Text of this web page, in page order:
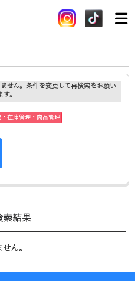
せん。条件を変更して再検索をお願い
す。
・在庫管理・商品管理
索結果
ん。